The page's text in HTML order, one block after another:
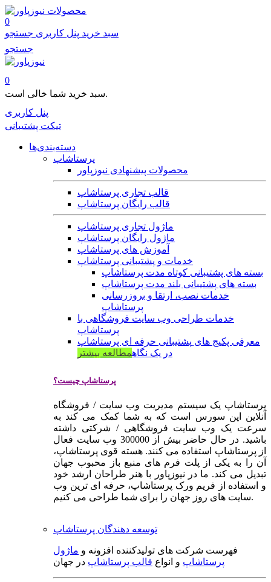
محصولات
0
سبد خرید پنل کاربری جستجو
جستجو
0
سبد خرید شما خالی است.
پنل کاربری
تیکت پشتیبانی
دسته‌بندی‌ها
پرستاشاپ
محصولات پیشنهادی نیوزپاور
قالب تجاری پرستاشاپ
قالب رایگان پرستاشاپ
ماژول تجاری پرستاشاپ
ماژول رایگان پرستاشاپ
آموزش های پرستاشاپ
خدمات و پشتیبانی پرستاشاپ
بسته های پشتیبانی کوتاه مدت پرستاشاپ
بسته های پشتیبانی بلند مدت پرستاشاپ
خدمات نصب، ارتقا و بروزرسانی
پرستاشاپ
خدمات طراحی وب سایت فروشگاهی با
پرستاشاپ
معرفی پکیج های پشتیبانی حرفه ای پرستاشاپ
در یک نگاهمطالعه بیشتر
پرستاشاپ چیست؟
پرستاشاپ یک سیستم مدیریت وب سایت / فروشگاه
آنلاین اپن سورس است که به شما کمک می کند به
سرعت یک وب سایت فروشگاهی / شرکتی داشته
باشید. در حال حاضر بیش از 300000 وب سایت فعال
از پرستاشاپ استفاده می کنند. هسته قوی پرستاشاپ،
آن را به یکی از پلت فرم های منبع باز محبوب جهان
تبدیل می کند. ما در نیوزپاور با هنر طراحان ارشد خود
و استفاده از فریم ورک پرستاشاپ، حرفه ای ترین وب
سایت های روز جهان را برای شما طراحی می کنیم.
توسعه دهندگان پرستاشاپ
فهرست شرکت های تولیدکننده افزونه و ماژول
پرستاشاپ و انواع قالب پرستاشاپ در جهان